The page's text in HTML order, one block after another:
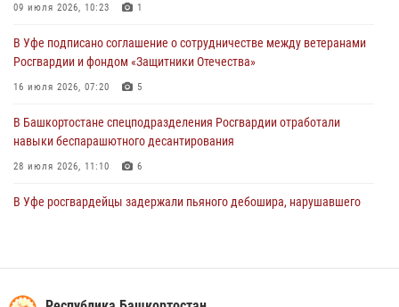
за преступления против половой неприкосновенности (видео)
29 июля 2026, 12:01
09 июля 2026, 10:23 1
В Уфе подписано соглашение о сотрудничестве между ветеранами
Росгвардии и фондом «Защитники Отечества»
16 июля 2026, 07:20 5
В Башкортостане спецподразделения Росгвардии отработали
навыки беспарашютного десантирования
28 июля 2026, 11:10 6
В Уфе росгвардейцы задержали пьяного дебошира, нарушавшего
встреча с помощником командующего Приволжским округом по